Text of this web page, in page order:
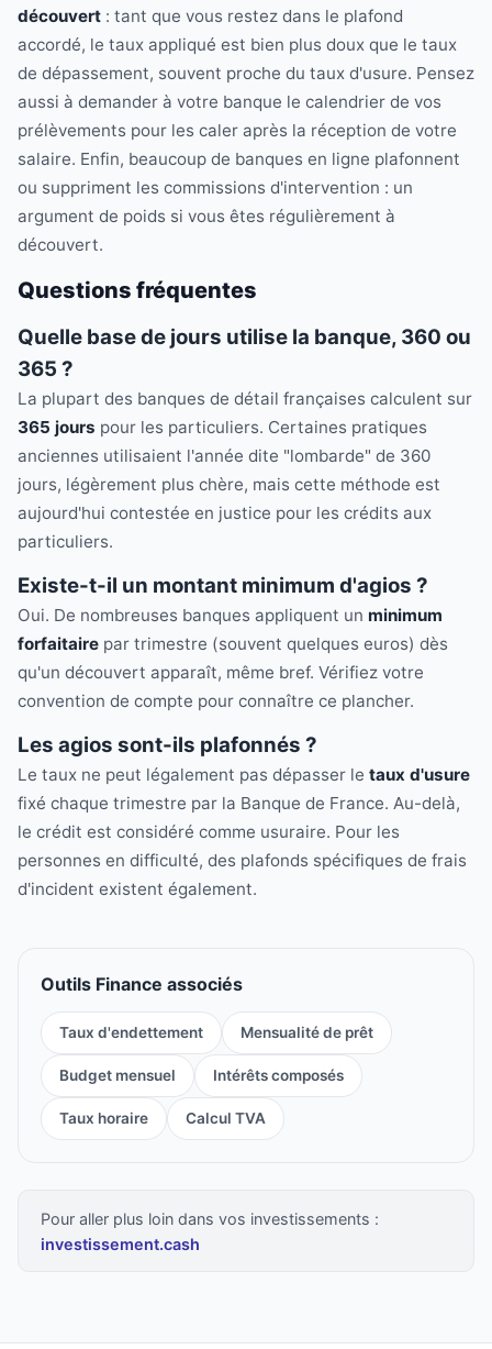
découvert : tant que vous restez dans le plafond
accordé, le taux appliqué est bien plus doux que le taux
de dépassement, souvent proche du taux d'usure. Pensez
aussi à demander à votre banque le calendrier de vos
prélèvements pour les caler après la réception de votre
salaire. Enfin, beaucoup de banques en ligne plafonnent
ou suppriment les commissions d'intervention : un
argument de poids si vous êtes régulièrement à
découvert.
Questions fréquentes
Quelle base de jours utilise la banque, 360 ou
365 ?
La plupart des banques de détail françaises calculent sur
365 jours pour les particuliers. Certaines pratiques
anciennes utilisaient l'année dite "lombarde" de 360
jours, légèrement plus chère, mais cette méthode est
aujourd'hui contestée en justice pour les crédits aux
particuliers.
Existe-t-il un montant minimum d'agios ?
Oui. De nombreuses banques appliquent un minimum
forfaitaire par trimestre (souvent quelques euros) dès
qu'un découvert apparaît, même bref. Vérifiez votre
convention de compte pour connaître ce plancher.
Les agios sont-ils plafonnés ?
Le taux ne peut légalement pas dépasser le taux d'usure
fixé chaque trimestre par la Banque de France. Au-delà,
le crédit est considéré comme usuraire. Pour les
personnes en difficulté, des plafonds spécifiques de frais
d'incident existent également.
Outils Finance associés
Taux d'endettement Mensualité de prêt
Budget mensuel Intérêts composés
Taux horaire Calcul TVA
Pour aller plus loin dans vos investissements :
investissement.cash